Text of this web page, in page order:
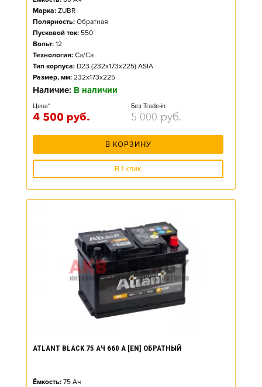
Марка: ZUBR
Полярность: Обратная
Пусковой ток: 550
Вольт: 12
Технология: Ca/Ca
Тип корпуса: D23 (232x173x225) ASIA
Размер, мм: 232x173x225
Наличие: В наличии
Цена*
4 500 руб.
Без Trade-in
5 000 руб.
В КОРЗИНУ
В 1 клик
ATLANT BLACK 75 АЧ 660 А [EN] ОБРАТНЫЙ
Ёмкость: 75 Ач